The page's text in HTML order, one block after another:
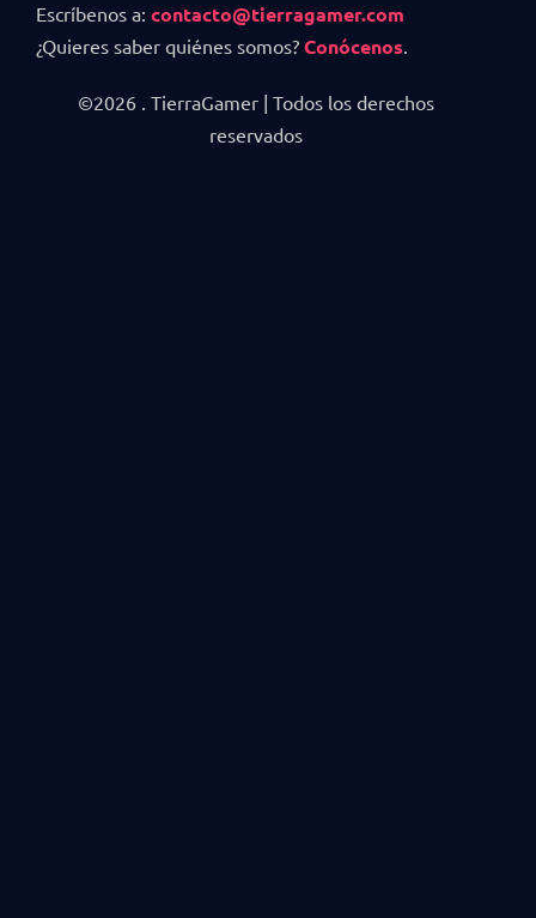
Escríbenos a: contacto@tierragamer.com
¿Quieres saber quiénes somos? Conócenos.
©2026 . TierraGamer | Todos los derechos
reservados